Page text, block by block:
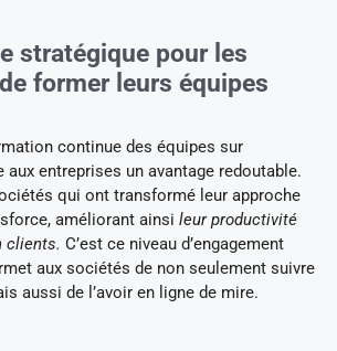
stratégique pour les
former leurs équipes
continue des équipes sur
aux entreprises un avantage redoutable.
qui ont transformé leur approche
améliorant ainsi leur productivité
clients. C’est ce niveau d’engagement
aux sociétés de non seulement suivre
aussi de l’avoir en ligne de mire.